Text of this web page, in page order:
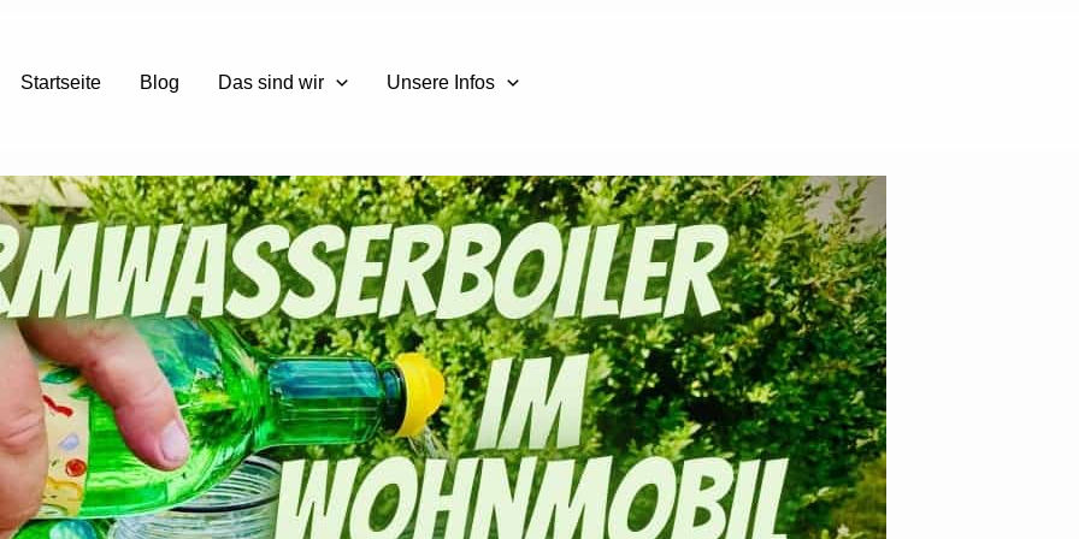
Startseite Blog Das sind wir Unsere Infos